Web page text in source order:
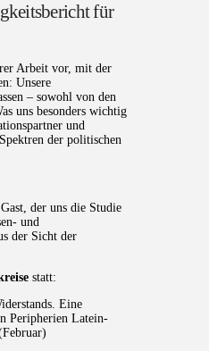
für
Arbeit vor, mit der
Unsere
– sowohl von den
uns besonders wichtig
und
der politischen
der uns die Studie
und
der Sicht der
statt:
Eine
Peripherien Latein-